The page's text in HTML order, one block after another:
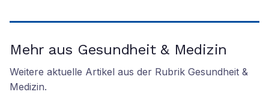
Mehr aus Gesundheit & Medizin
Weitere aktuelle Artikel aus der Rubrik Gesundheit &
Medizin.